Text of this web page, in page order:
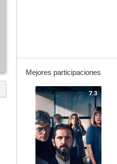
Mejores participaciones
7.3